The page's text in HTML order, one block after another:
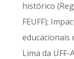
histórico
FEUFF);
educacionais
Lima da UFF-